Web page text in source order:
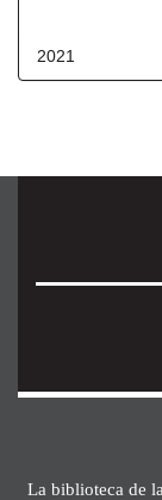
2021
La biblioteca de